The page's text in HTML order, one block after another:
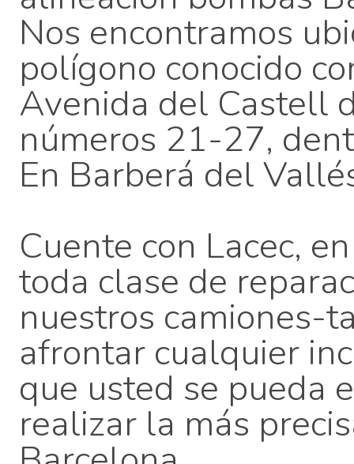
Nos encontramos
polígono conocido
Avenida del Castell
números 21-27,
En Barberá del
Cuente con Lacec,
toda clase de
nuestros camiones-
afrontar cualquier
que usted se pueda
realizar la más